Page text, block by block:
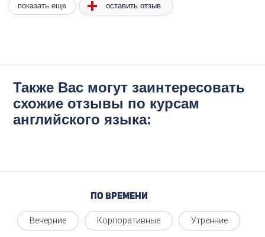
показать еще оставить отзыв
Также Вас могут заинтересовать
схожие отзывы по курсам
английского языка:
По времени
Вечерние Корпоративные Утренние